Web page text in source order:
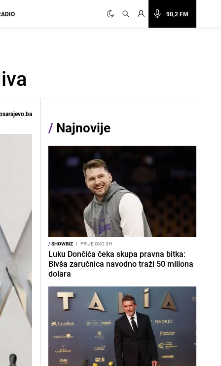
90,2 FM
/ Najnovije
/SHOWBIZ I PRIJE OKO 3H
Luku Dončića čeka skupa pravna bitka:
Bivša zaručnica navodno traži 50 miliona
dolara